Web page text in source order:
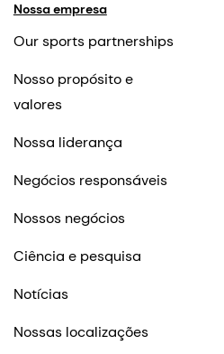
Nossa empresa
Our sports partnerships
Nosso propósito e
valores
Nossa liderança
Negócios responsáveis
Nossos negócios
Ciência e pesquisa
Notícias
Nossas localizações